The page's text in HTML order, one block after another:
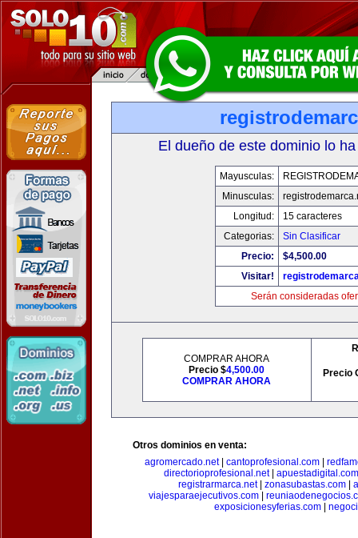
El dueño de este dominio lo
Mayusculas:
Minusculas:
Longitud:
15 caracteres
Categorias:
Sin Clasificar
Precio:
$4,500.00
Visitar!
Serán consideradas
COMPRAR AHORA
Precio $4,500.00
COMPRAR AHORA
Precio
Otros dominios en venta:
agromercado.net| cantoprofesional.com
directorioprofesional.net| apuestadigital.com
registrarmarca.net| zonasubastas.com|
viajesparaejecutivos.com|
exposicionesyferias.com